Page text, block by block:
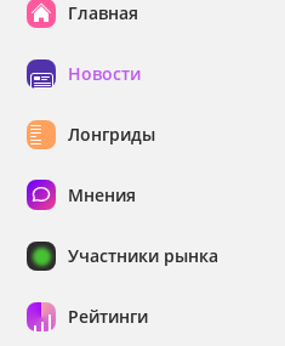
Главная
Новости
Лонгриды
Мнения
Участники рынка
Рейтинги